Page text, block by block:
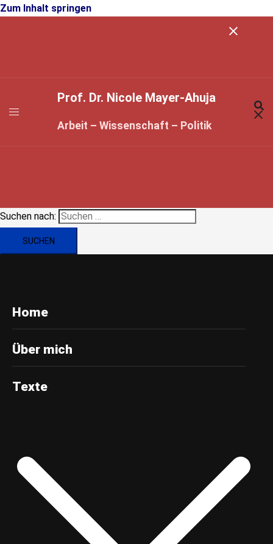
Zum Inhalt springen
Prof. Dr. Nicole Mayer-Ahuja
Arbeit – Wissenschaft – Politik
Suchen nach:
Home
Über mich
Texte